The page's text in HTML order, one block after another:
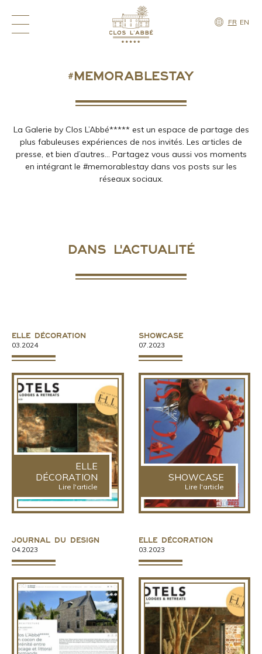
FR EN
#MEMORABLESTAY
La Galerie by Clos L’Abbé***** est un espace de partage des
plus fabuleuses expériences de nos invités. Les articles de
presse, et bien d’autres… Partagez vous aussi vos moments
en intégrant le #memorablestay dans vos posts sur les
réseaux sociaux.
DANS L'ACTUALITÉ
ELLE Décoration
03.2024
ELLE
DÉCORATION
Lire l'article
Showcase
07.2023
SHOWCASE
Lire l'article
Journal du design
04.2023
ELLE Décoration
03.2023